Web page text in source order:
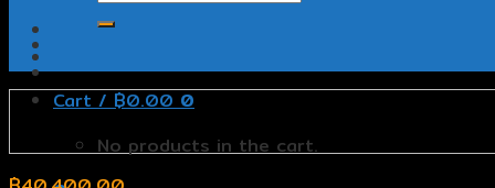
Cart /฿0.00 0
No products in the cart.